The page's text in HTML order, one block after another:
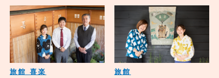
旅館 喜楽
旅館